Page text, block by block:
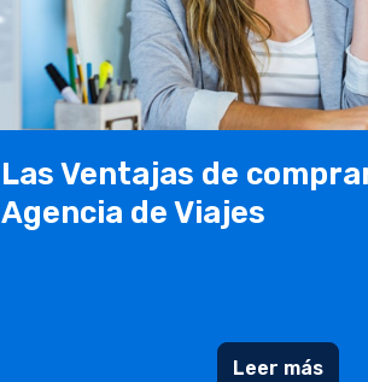
Las Ventajas de
Agencia de Viajes
Leer más